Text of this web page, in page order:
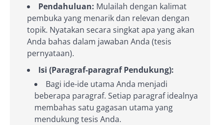
Pendahuluan: Mulailah dengan kalimat
pembuka yang menarik dan relevan dengan
topik. Nyatakan secara singkat apa yang akan
Anda bahas dalam jawaban Anda (tesis
pernyataan).
Isi (Paragraf-paragraf Pendukung):
Bagi ide-ide utama Anda menjadi
beberapa paragraf. Setiap paragraf idealnya
membahas satu gagasan utama yang
mendukung tesis Anda.